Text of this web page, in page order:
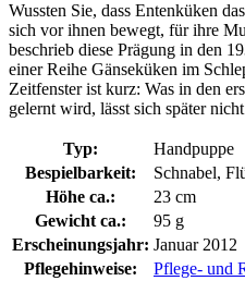
Wussten Sie, dass Entenküken
sich vor ihnen bewegt, für ihre
beschrieb diese Prägung in den
einer Reihe Gänseküken im
Zeitfenster ist kurz: Was in den
gelernt wird, lässt sich später
Typ:
Handpuppe
Bespielbarkeit:
Schnabel,
Höhe ca.:
23 cm
Gewicht ca.:
95 g
Erscheinungsjahr: Januar 2012
Pflegehinweise:
Pflege- und